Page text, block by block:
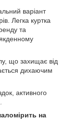
варіант
Легка куртка
та
що захищає від
дихаючим
активного
на